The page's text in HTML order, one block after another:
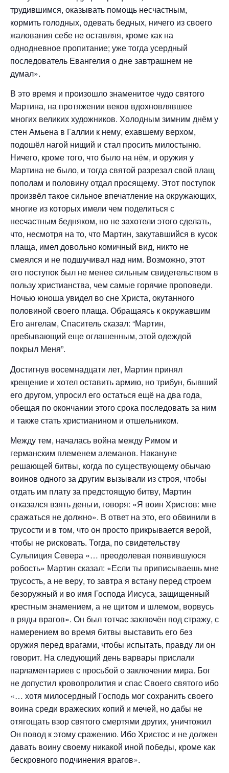
трудившимся, оказывать помощь несчастным,
кормить голодных, одевать бедных, ничего из своего
жалования себе не оставляя, кроме как на
однодневное пропитание; уже тогда усердный
последователь Евангелия о дне завтрашнем не
думал».
В это время и произошло знаменитое чудо святого
Мартина, на протяжении веков вдохновлявшее
многих великих художников. Холодным зимним днём у
стен Амьена в Галлии к нему, ехавшему верхом,
подошёл нагой нищий и стал просить милостыню.
Ничего, кроме того, что было на нём, и оружия у
Мартина не было, и тогда святой разрезал свой плащ
пополам и половину отдал просящему. Этот поступок
произвёл такое сильное впечатление на окружающих,
многие из которых имели чем поделиться с
несчастным бедняком, но не захотели этого сделать,
что, несмотря на то, что Мартин, закутавшийся в кусок
плаща, имел довольно комичный вид, никто не
смеялся и не подшучивал над ним. Возможно, этот
его поступок был не менее сильным свидетельством в
пользу христианства, чем самые горячие проповеди.
Ночью юноша увидел во сне Христа, окутанного
половиной своего плаща. Обращаясь к окружавшим
Его ангелам, Спаситель сказал: “Мартин,
пребывающий еще оглашенным, этой одеждой
покрыл Меня”.
Достигнув восемнадцати лет, Мартин принял
крещение и хотел оставить армию, но трибун, бывший
его другом, упросил его остаться ещё на два года,
обещая по окончании этого срока последовать за ним
и также стать христианином и отшельником.
Между тем, началась война между Римом и
германским племенем алеманов. Накануне
решающей битвы, когда по существующему обычаю
воинов одного за другим вызывали из строя, чтобы
отдать им плату за предстоящую битву, Мартин
отказался взять деньги, говоря: «Я воин Христов: мне
сражаться не должно». В ответ на это, его обвинили в
трусости и в том, что он просто прикрывается верой,
чтобы не рисковать. Тогда, по свидетельству
Сульпиция Севера «… преодолевая появившуюся
робость» Мартин сказал: «Если ты приписываешь мне
трусость, а не веру, то завтра я встану перед строем
безоружный и во имя Господа Иисуса, защищенный
крестным знамением, а не щитом и шлемом, ворвусь
в ряды врагов». Он был тотчас заключён под стражу, с
намерением во время битвы выставить его без
оружия перед врагами, чтобы испытать, правду ли он
говорит. На следующий день варвары прислали
парламентариев с просьбой о заключении мира. Бог
не допустил кровопролития и спас Своего святого ибо
«… хотя милосердный Господь мог сохранить своего
воина среди вражеских копий и мечей, но дабы не
отягощать взор святого смертями других, уничтожил
Он повод к этому сражению. Ибо Христос и не должен
давать воину своему никакой иной победы, кроме как
бескровного подчинения врагов».